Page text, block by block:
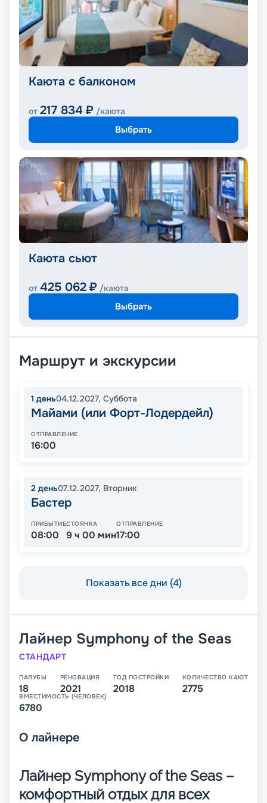
Каюта с балконом
от 217 834 ₽ /каюта
Выбрать
Каюта сьют
от 425 062 ₽ /каюта
Выбрать
Маршрут и экскурсии
1 день04.12.2027, Суббота
Майами (или Форт-Лодердейл)
ОТПРАВЛЕНИЕ
16:00
2 день07.12.2027, Вторник
Бастер
ПРИБЫТИЕ
08:00
СТОЯНКА
9 ч 00 мин
ОТПРАВЛЕНИЕ
17:00
Показать все дни (4)
Лайнер Symphony of the Seas
СТАНДАРТ
ПАЛУБЫ
18
РЕНОВАЦИЯ
2021
ГОД ПОСТРОЙКИ
2018
КОЛИЧЕСТВО КАЮТ
2775
ВМЕСТИМОСТЬ (ЧЕЛОВЕК)
6780
О лайнере
Лайнер Symphony of the Seas –
комфортный отдых для всех